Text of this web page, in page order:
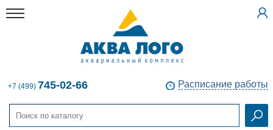
+7 (499) 745-02-66 Расписание работы